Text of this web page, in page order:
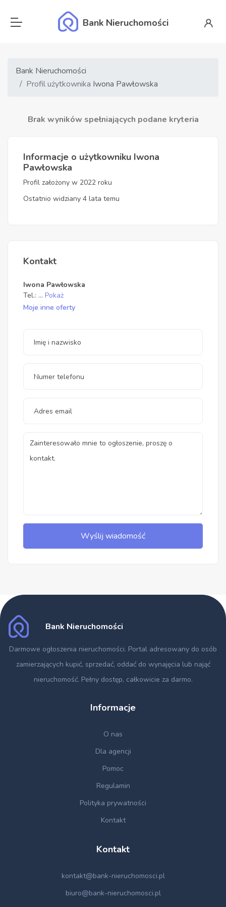
Bank Nieruchomości
Bank Nieruchomości
Profil użytkownika Iwona Pawłowska
Brak wyników spełniających podane kryteria
Informacje o użytkowniku Iwona
Pawłowska
Profil założony w 2022 roku
Ostatnio widziany 4 lata temu
Kontakt
Iwona Pawłowska
Tel.: ... Pokaż
Moje inne oferty
Wyślij wiadomość
Bank Nieruchomości
Darmowe ogłoszenia nieruchomości. Portal adresowany do osób
zamierzających kupić, sprzedać, oddać do wynajęcia lub nająć
nieruchomość. Pełny dostęp, całkowicie za darmo.
Informacje
O nas
Dla agencji
Pomoc
Regulamin
Polityka prywatności
Kontakt
Kontakt
kontakt@bank-nieruchomosci.pl
biuro@bank-nieruchomosci.pl